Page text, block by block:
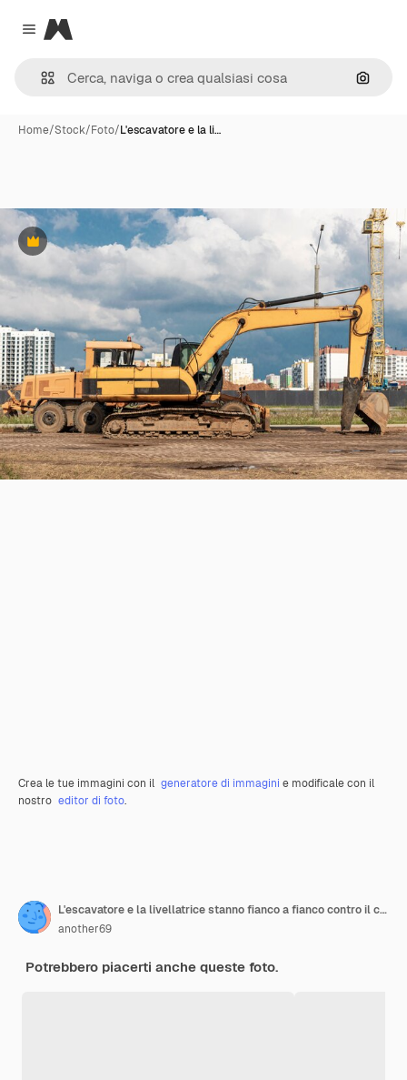
Close menu
Magnific
Cerca
Home/Stock/Foto/L'escavatore e la li…
Premium
Crea le tue immagini con il generatore di immagini e modificale con il
nostro editor di foto.
L'escavatore e la livellatrice stanno fianco a fianco contro il cielo azzurro. Macchine movimento terra per costruzioni pesanti. Costruzione di strade e comunicazioni sotterranee. Industria di costruzioni.
another69
Potrebbero piacerti anche queste foto.